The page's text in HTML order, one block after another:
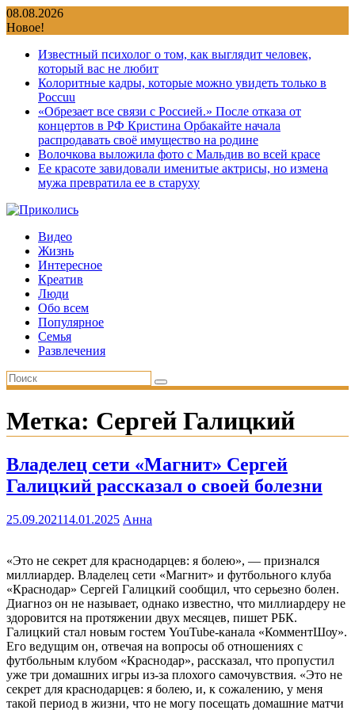
Перейти
к
08.08.2026
Новое!
Известный психолог о том, как выглядит человек,
который вас не любит
Колоритные кадры, которые можно увидеть только в
Россuu
«Обрезает все связи с Россией.» После отказа от
концертов в РФ Кристина Орбакайте начала
распродавать своё имущество на родине
Волочкова выложила фото с Мальдив во всей красе
Ее красоте завидовали именитые актрисы, но измена
мужа превратила ее в старуху
Видео
Жизнь
Интересное
Креатив
Люди
Обо всем
Популярное
Семья
Развлечения
Метка: Сергей Галицкий
Владелец сети «Магнит» Сергей
Галицкий рассказал о своей болезни
25.09.202114.01.2025 Анна
«Это не секрет для краснодарцев: я болею», — признался
миллиардер. Владелец сети «Магнит» и футбольного клуба
«Краснодар» Сергей Галицкий сообщил, что серьезно болен.
Диагноз он не называет, однако известно, что миллиардеру не
здоровится на протяжении двух месяцев, пишет РБК.
Галицкий стал новым гостем YouTube-канала «КомментШоу».
Его ведущим он, отвечая на вопросы об отношениях с
футбольным клубом «Краснодар», рассказал, что пропустил
уже три домашних игры из-за плохого самочувствия. «Это не
секрет для краснодарцев: я болею, и, к сожалению, у меня
такой период в жизни, что не могу посещать домашние матчи